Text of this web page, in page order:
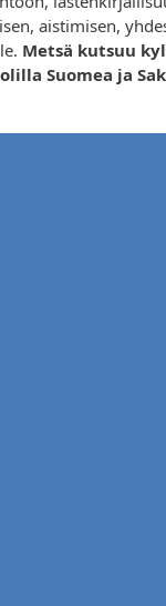
aistimisen,
Metsä kutsuu
Suomea ja